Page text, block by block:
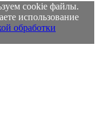
cookie файлы.
использование
обработки